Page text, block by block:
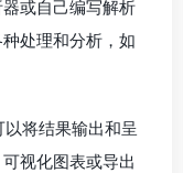
或自己编写解析
处理和分析，如
将结果输出和呈
视化图表或导出